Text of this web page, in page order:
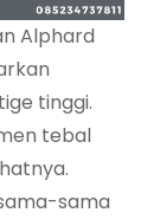
Alphard
tinggi.
tebal
sama